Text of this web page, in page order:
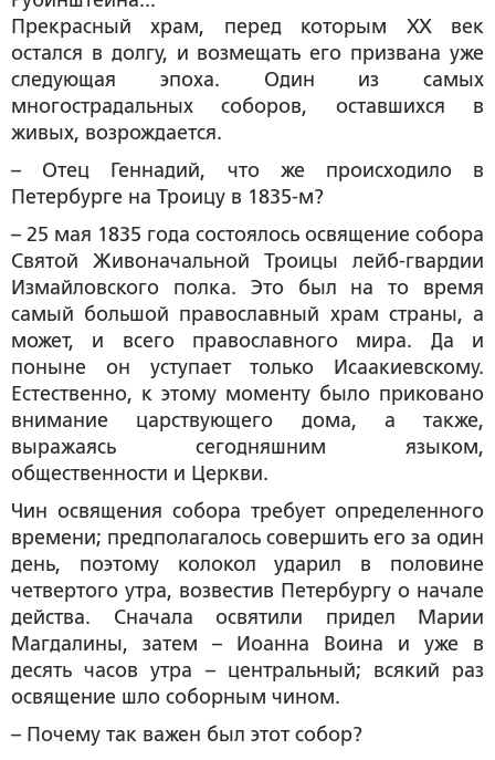
Прекрасный храм, перед которым ХХ век
остался в долгу, и возмещать его призвана уже
следующая эпоха. Один из самых
многострадальных соборов, оставшихся в
живых, возрождается.
– Отец Геннадий, что же происходило в
Петербурге на Троицу в 1835-м?
– 25 мая 1835 года состоялось освящение собора
Святой Живоначальной Троицы лейб-гвардии
Измайловского полка. Это был на то время
самый большой православный храм страны, а
может, и всего православного мира. Да и
поныне он уступает только Исаакиевскому.
Естественно, к этому моменту было приковано
внимание царствующего дома, а также,
выражаясь сегодняшним языком,
общественности и Церкви.
Чин освящения собора требует определенного
времени; предполагалось совершить его за один
день, поэтому колокол ударил в половине
четвертого утра, возвестив Петербургу о начале
действа. Сначала освятили придел Марии
Магдалины, затем – Иоанна Воина и уже в
десять часов утра – центральный; всякий раз
освящение шло соборным чином.
– Почему так важен был этот собор?